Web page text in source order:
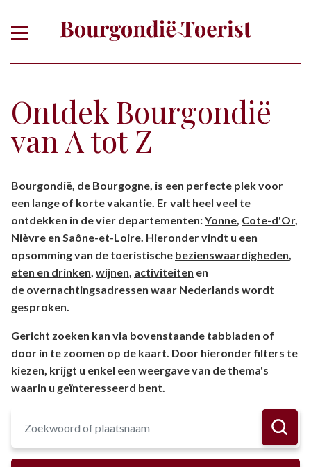
Ontdek Bourgondië
van A tot Z
departement
Bourgondië, de Bourgogne, is een perfecte plek voor
een lange of korte vakantie. Er valt heel veel te
ontdekken in de vier departementen:Yonne, Cote-d'Or,
Nièvre en Saône-et-Loire. Hieronder vindt u een
opsomming van de toeristische bezienswaardigheden,
eten en drinken, wijnen, activiteiten en
de overnachtingsadressen waar Nederlands wordt
gesproken.
Gericht zoeken kan via bovenstaande tabbladen of
door in te zoomen op de kaart. Door hieronder filters te
kiezen, krijgt u enkel een weergave van de thema's
waarin u geïnteresseerd bent.